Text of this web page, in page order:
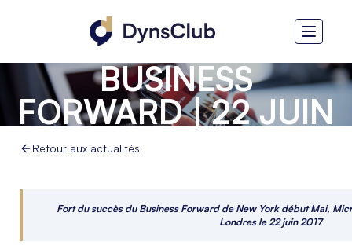
MICROSOFT
BUSINESS
FORWARD | 22 JUIN
2017, LONDRES
Retour aux actualités
Fort du succès du Business Forward de New York début Mai,
Londres le 22 juin 2017